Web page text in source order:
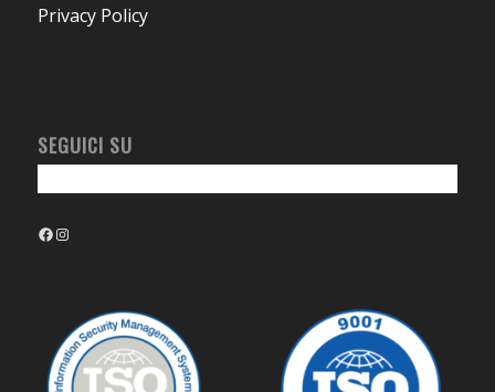
Privacy Policy
SEGUICI SU
Facebook
Instagram